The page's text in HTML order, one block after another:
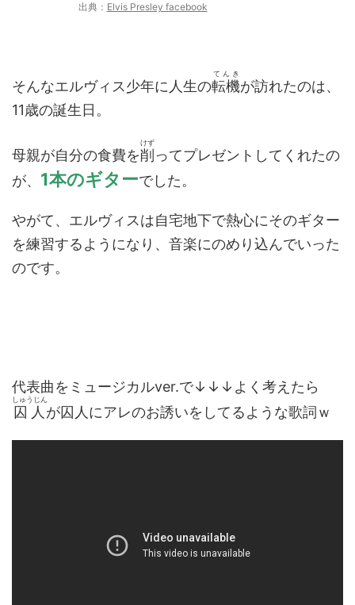
出典： Elvis Presley facebook
そんなエルヴィス少年に人生の転機
てんき
が訪れたのは、
11歳の誕生日。
母親が自分の食費を削
けず
ってプレゼントしてくれたの
が、 1本のギターでした。
やがて、エルヴィスは自宅地下で熱心にそのギター
を練習するようになり、音楽にのめり込んでいった
のです。
代表曲をミュージカルver.で↓↓↓よく考えたら
囚人
しゅうじん
が囚人にアレのお誘いをしてるような歌詞ｗ